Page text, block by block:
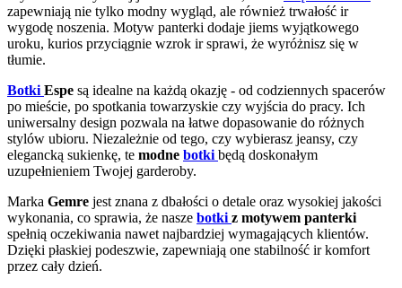
zapewniają nie tylko modny wygląd, ale również trwałość ir
wygodę noszenia. Motyw panterki dodaje jiems wyjątkowego
uroku, kurios przyciągnie wzrok ir sprawi, że wyróżnisz się w
tłumie.
Botki Espe są idealne na każdą okazję - od codziennych spacerów
po mieście, po spotkania towarzyskie czy wyjścia do pracy. Ich
uniwersalny design pozwala na łatwe dopasowanie do różnych
stylów ubioru. Niezależnie od tego, czy wybierasz jeansy, czy
elegancką sukienkę, te modne botki będą doskonałym
uzupełnieniem Twojej garderoby.
Marka Gemre jest znana z dbałości o detale oraz wysokiej jakości
wykonania, co sprawia, że nasze botki z motywem panterki
spełnią oczekiwania nawet najbardziej wymagających klientów.
Dzięki płaskiej podeszwie, zapewniają one stabilność ir komfort
przez cały dzień.